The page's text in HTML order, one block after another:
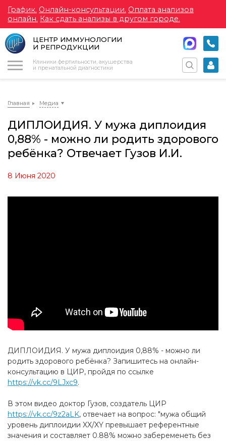
График. Онлайн-консультации. Оплата анализов
онлайн. Как сдать анализы в другом городе.
ЦЕНТР ИММУНОЛОГИИ
И РЕПРОДУКЦИИ
Клиники фертильности, акушерства
и пренатальной диагностики
Главная Медиа
ДИПЛОИДИЯ. У мужа диплоидия
0,88% - можно ли родить здорового
ребёнка? Отвечает Гузов И.И.
8 Июня 2020
ДИПЛОИДИЯ. У мужа диплоидия 0,88% - можно ли
родить здорового ребёнка? Запишитесь на онлайн-
консультацию в ЦИР, пройдя по ссылке
https://vk.cc/9LJxc9.
В этом видео доктор Гузов, создатель ЦИР
https://vk.cc/9z2aLK, отвечает на вопрос: "мужа общий
уровень диплоидии XX/XY превышает референтные
значения и составляет 0.88% можно забеременеть без